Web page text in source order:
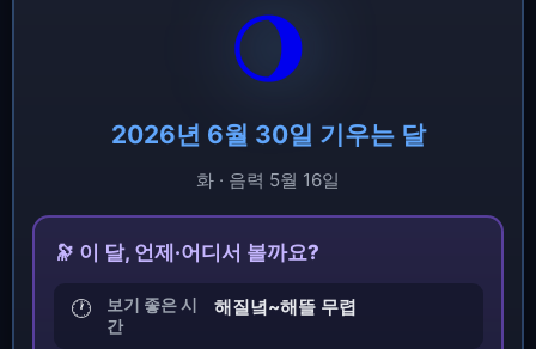
🌖
2026년 6월 30일 기우는 달
화 · 음력 5월 16일
🔭 이 달, 언제·어디서 볼까요?
🕐
보기 좋은 시
간
해질녘~해뜰 무렵